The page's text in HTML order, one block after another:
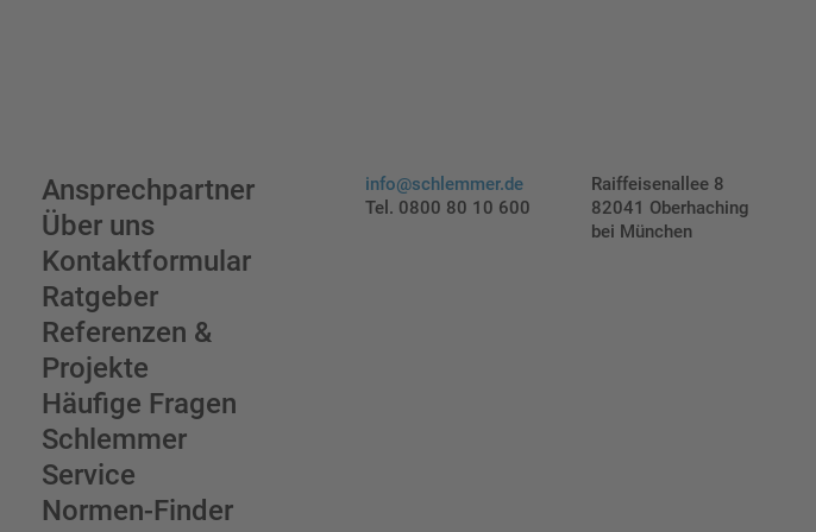
Ansprechpartner
Über uns
Kontaktformular
Ratgeber
Referenzen &
Projekte
Häufige Fragen
Schlemmer
Service
Normen-Finder
info@schlemmer.de
Tel. 0800 80 10 600
Raiffeisenallee 8
82041 Oberhaching
bei München